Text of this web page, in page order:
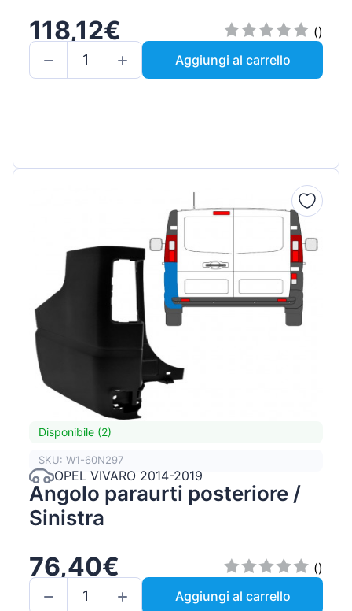
118,12€
()
Aggiungi al carrello
Disponibile (2)
SKU: W1-60N297
OPEL VIVARO 2014-2019
Angolo paraurti posteriore /
Sinistra
76,40€
()
Aggiungi al carrello